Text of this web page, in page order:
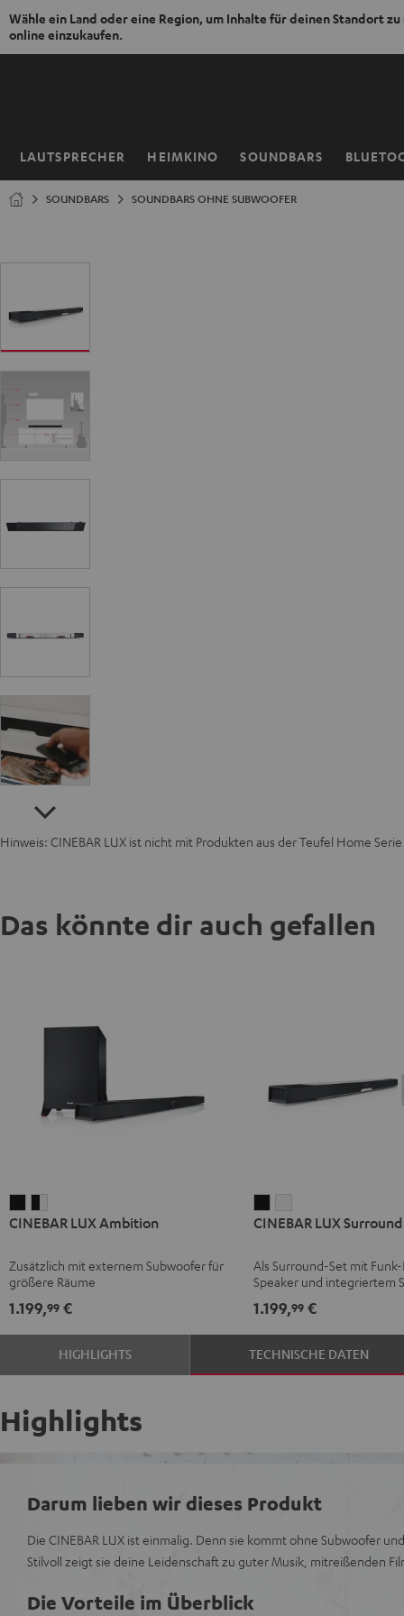
Wähle ein Land oder eine Region, um Inhalte für deinen Standort zu
online einzukaufen.
ZUM
LAUTSPRECHER HEIMKINO SOUNDBARS
Startseite
SOUNDBARS SOUNDBARS OHNE SUBWOOFER
Hinweis: CINEBAR LUX ist nicht mit Produkten aus der Teufel Home
Das könnte dir auch gefallen
LUX
Schwarz
LUX
Schwarz
/
Weiß
CINEBAR LUX Ambition
Zusätzlich mit externem Subwoofer für
größere Räume
1.199,99 €
LUX
"5.0-
Set"
Schwarz
LUX
"5.0-
Set"
Weiß
CINEBAR LUX
Als Surround-Set mit
Speaker und integriertem
1.199,99€
HIGHLIGHTS TECHNISCHE DATEN
Highlights
Darum lieben wir dieses Produkt
Die CINEBAR LUX ist einmalig. Denn sie kommt ohne Subwoofer
Stilvoll zeigt sie deine Leidenschaft zu guter Musik, mitreißenden
Die Vorteile im Überblick